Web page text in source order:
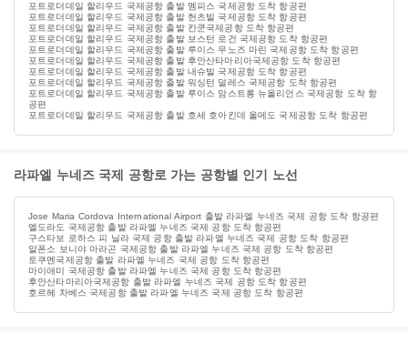
포트로더데일 할리우드 국제공항 출발 멤피스 국제공항 도착 항공편
포트로더데일 할리우드 국제공항 출발 헌츠빌 국제공항 도착 항공편
포트로더데일 할리우드 국제공항 출발 칸쿤국제공항 도착 항공편
포트로더데일 할리우드 국제공항 출발 보스턴 로건 국제공항 도착 항공편
포트로더데일 할리우드 국제공항 출발 루이스 무노즈 마린 국제공항 도착 항공편
포트로더데일 할리우드 국제공항 출발 후안산타마리아국제공항 도착 항공편
포트로더데일 할리우드 국제공항 출발 내슈빌 국제공항 도착 항공편
포트로더데일 할리우드 국제공항 출발 워싱턴 덜레스 국제공항 도착 항공편
포트로더데일 할리우드 국제공항 출발 루이스 암스트롱 뉴올리언스 국제공항 도착 항
공편
포트로더데일 할리우드 국제공항 출발 호세 호아킨데 올메도 국제공항 도착 항공편
라파엘 누네즈 국제 공항로 가는 공항별 인기 노선
Jose Maria Cordova International Airport 출발 라파엘 누네즈 국제 공항 도착 항공편
엘도라도 국제공항 출발 라파엘 누네즈 국제 공항 도착 항공편
구스타보 로하스 피 닐라 국제 공항 출발 라파엘 누네즈 국제 공항 도착 항공편
알폰소 보니야 아라곤 국제공항 출발 라파엘 누네즈 국제 공항 도착 항공편
토쿠멘국제공항 출발 라파엘 누네즈 국제 공항 도착 항공편
마이애미 국제공항 출발 라파엘 누네즈 국제 공항 도착 항공편
후안산타마리아국제공항 출발 라파엘 누네즈 국제 공항 도착 항공편
호르헤 차베스 국제공항 출발 라파엘 누네즈 국제 공항 도착 항공편